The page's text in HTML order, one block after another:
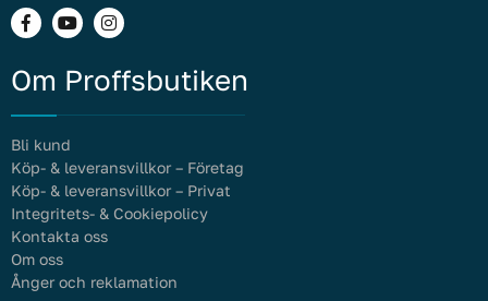
Om Proffsbutiken
Bli kund
Köp- & leveransvillkor – Företag
Köp- & leveransvillkor – Privat
Integritets- & Cookiepolicy
Kontakta oss
Om oss
Ånger och reklamation